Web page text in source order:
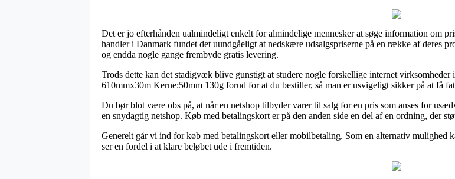
Det er jo efterhånden ualmindeligt enkelt for almindelige mennesker at søge information om
handler i Danmark fundet det uundgåeligt at nedskære udsalgspriserne på en række af deres
og endda nogle gange frembyde gratis levering.
Trods dette kan det stadigvæk blive gunstigt at studere nogle forskellige internet
610mmx30m Kerne:50mm 130g forud for at du bestiller, så man er usvigeligt sikker på at få
Du bør blot være obs på, at når en netshop tilbyder varer til salg for en pris som anses for
en snydagtig netshop. Køb med betalingskort er på den anden side en del af en ordning, der
Generelt går vi ind for køb med betalingskort eller mobilbetaling. Som en alternativ
ser en fordel i at klare beløbet ude i fremtiden.